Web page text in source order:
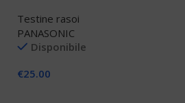
Testine rasoi
PANASONIC
Disponibile
€25.00